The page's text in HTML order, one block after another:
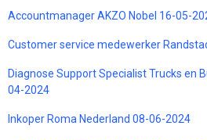
Accountmanager AKZO Nobel 16-05-
Customer service medewerker
Diagnose Support Specialist Trucks en
04-2024
Inkoper Roma Nederland 08-06-2024